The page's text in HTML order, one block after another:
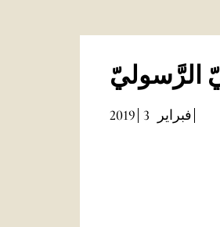
الرَّسوليّ
2019 فبراير 3